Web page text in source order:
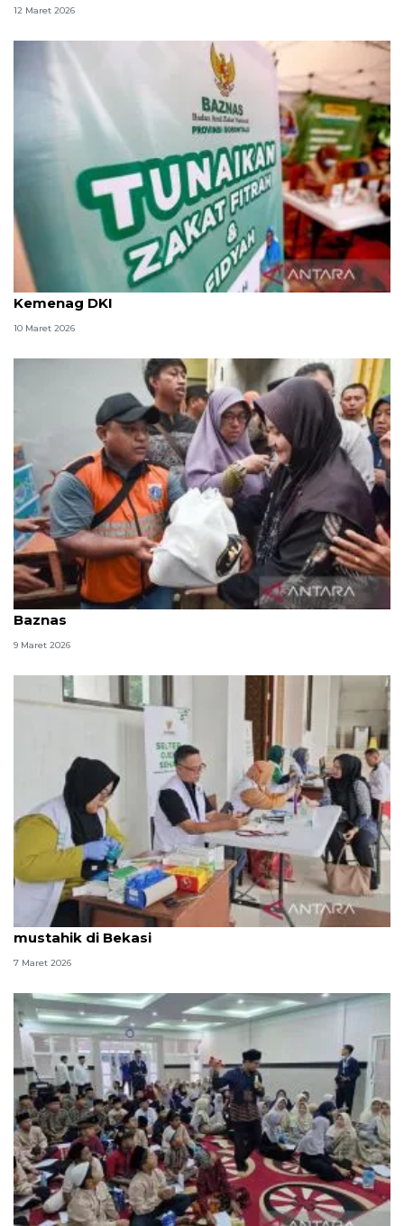
12 Maret 2026
Bayar hutang atau zakat fitrah dulu? Ini kata
Kemenag DKI
10 Maret 2026
Bayar zakat fitrah pakai uang hasil hutang? Ini kata
Baznas
9 Maret 2026
Baznas RI hadirkan layanan kesehatan gratis bagi
mustahik di Bekasi
7 Maret 2026